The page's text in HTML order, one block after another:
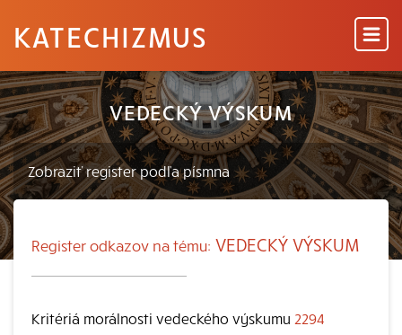
KATECHIZMUS
VEDECKÝ VÝSKUM
Register odkazov na tému: VEDECKÝ VÝSKUM
Kritériá morálnosti vedeckého výskumu 2294